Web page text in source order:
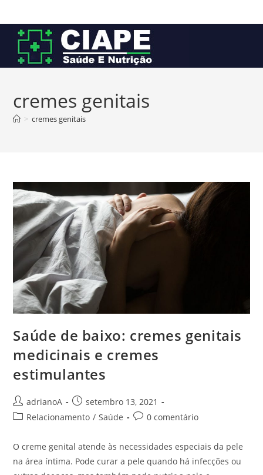
para
conteúdo
cremes genitais
> cremes genitais
Saúde de baixo: cremes genitais
medicinais e cremes
estimulantes
Autor
do
adrianoA
Post
publicado:
setembro 13, 2021
Categoria
post:
Relacionamento / Saúde
Comentários
post:
0 comentário
O creme genital atende às necessidades especiais da pele
na área íntima. Pode curar a pele quando há infecções ou